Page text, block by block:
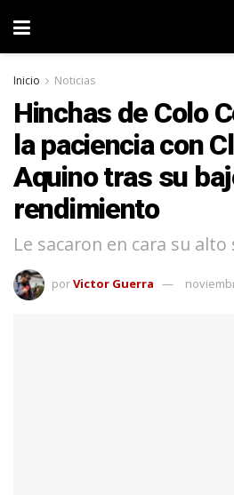
Inicio Noticias
Hinchas de Colo
la paciencia con
Aquino tras su
rendimiento
Le sacaron en cara su alto
porVictor Guerra